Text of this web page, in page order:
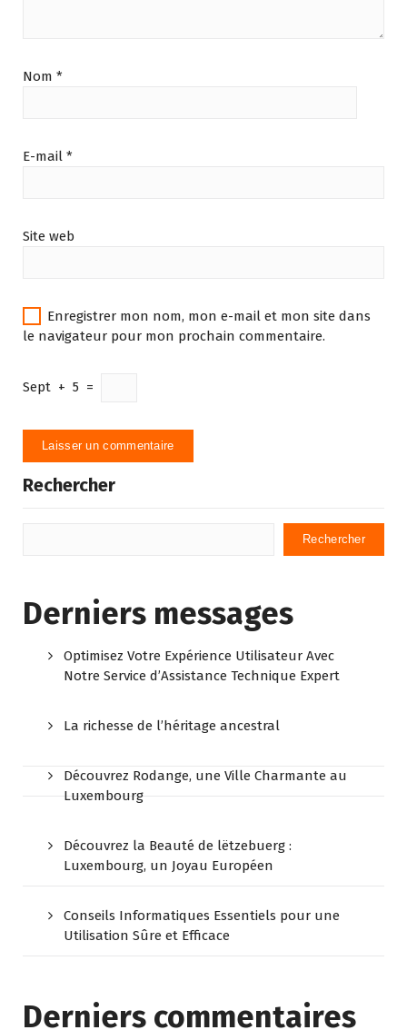
Nom *
E-mail *
Site web
Enregistrer mon nom, mon e-mail et mon site dans
le navigateur pour mon prochain commentaire.
Sept + 5 =
Rechercher
Rechercher
Derniers messages
Optimisez Votre Expérience Utilisateur Avec
Notre Service d’Assistance Technique Expert
La richesse de l’héritage ancestral
Découvrez Rodange, une Ville Charmante au
Luxembourg
Découvrez la Beauté de lëtzebuerg :
Luxembourg, un Joyau Européen
Conseils Informatiques Essentiels pour une
Utilisation Sûre et Efficace
Derniers commentaires